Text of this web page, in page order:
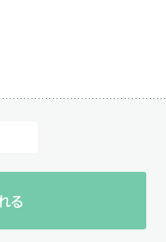
る